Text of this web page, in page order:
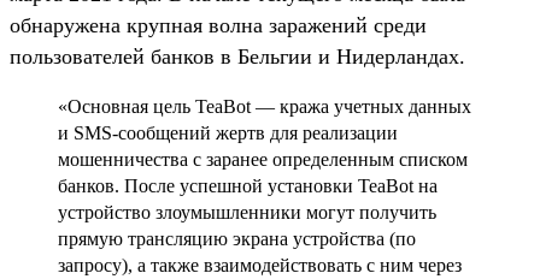
обнаружена крупная волна заражений среди
пользователей банков в Бельгии и Нидерландах.
«Основная цель TeaBot — кража учетных данных
и SMS-сообщений жертв для реализации
мошенничества с заранее определенным списком
банков. После успешной установки TeaBot на
устройство злоумышленники могут получить
прямую трансляцию экрана устройства (по
запросу), а также взаимодействовать с ним через